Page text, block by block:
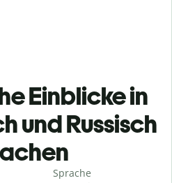
Einblicke in
und Russisch
Sprache